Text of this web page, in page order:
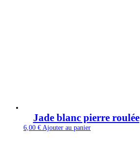
Jade blanc pierre roulée
6,00 € Ajouter au panier